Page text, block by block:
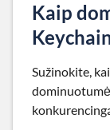
Kaip
Sužinokite,